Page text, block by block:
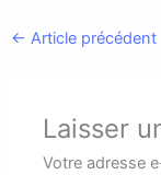
← Article précédent
Laisser
Votre adresse